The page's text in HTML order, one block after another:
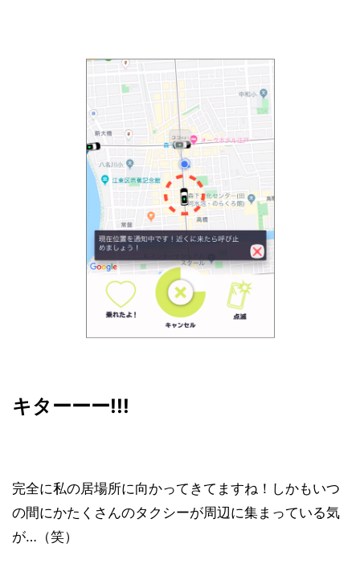
キターーー!!!
完全に私の居場所に向かってきてますね！しかもいつ
の間にかたくさんのタクシーが周辺に集まっている気
が…（笑）